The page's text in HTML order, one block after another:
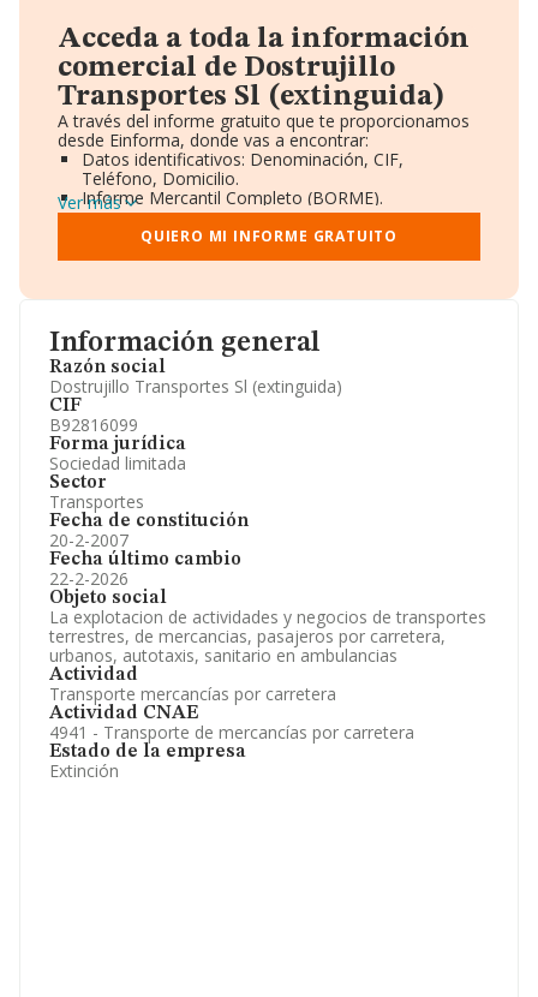
Información general
Razón social
Dostrujillo Transportes Sl (extinguida)
CIF
B92816099
Forma jurídica
Sociedad limitada
Sector
Transportes
Fecha de constitución
20-2-2007
Fecha último cambio
22-2-2026
Objeto social
La explotacion de actividades y negocios de transportes
terrestres, de mercancias, pasajeros por carretera,
urbanos, autotaxis, sanitario en ambulancias
Actividad
Transporte mercancías por carretera
Actividad CNAE
4941 - Transporte de mercancías por carretera
Estado de la empresa
Extinción
Acceda a toda la información
comercial de Dostrujillo
Transportes Sl (extinguida)
A través del informe gratuito que te proporcionamos
desde Einforma, donde vas a encontrar:
Datos identificativos: Denominación, CIF,
Teléfono, Domicilio.
Informe Mercantil Completo (BORME).
Gráficos de Evolución Ventas y Empleados.
Consejo de Administración y Administradores.
Directivos y Ejecutivos.
Información oficial y registral complementaria.
Ver más
QUIERO MI INFORME GRATUITO